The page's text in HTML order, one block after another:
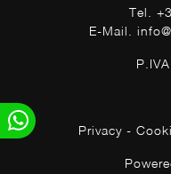
Tel.
E-Mail.
Privacy -